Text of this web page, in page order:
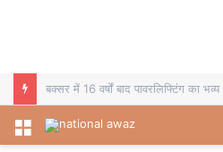
Menu